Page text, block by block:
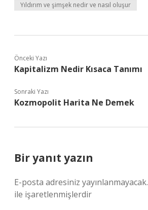
Yıldırım ve şimşek nedir ve nasıl oluşur
Önceki Yazı
Kapitalizm Nedir Kısaca Tanımı
Sonraki Yazı
Kozmopolit Harita Ne Demek
Bir yanıt yazın
E-posta adresiniz yayınlanmayacak.
ile işaretlenmişlerdir